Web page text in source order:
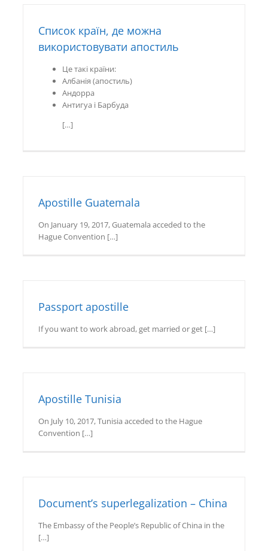
Список країн, де можна
використовувати апостиль
Це такі країни:
Албанія (апостиль)
Андорра
Антигуа і Барбуда
[…]
Apostille Guatemala
On January 19, 2017, Guatemala acceded to the
Hague Convention […]
Passport apostille
If you want to work abroad, get married or get […]
Apostille Tunisia
On July 10, 2017, Tunisia acceded to the Hague
Convention […]
Document’s superlegalization – China
The Embassy of the People’s Republic of China in the
[…]